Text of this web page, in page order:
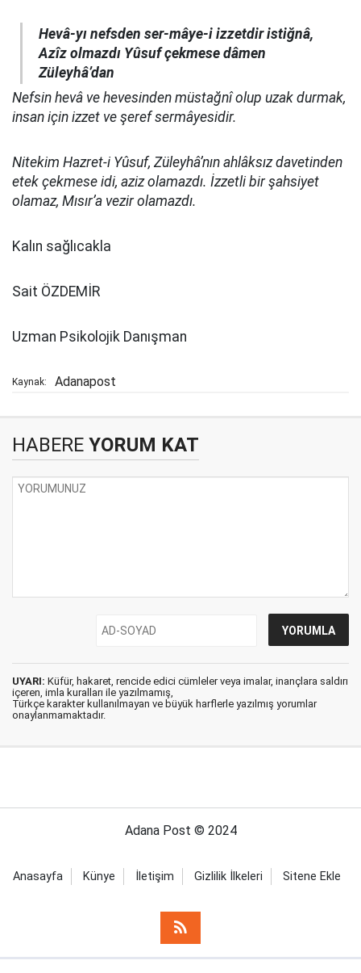
Hevâ-yı nefsden ser-mâye-i izzetdir istiğnâ,
Azîz olmazdı Yûsuf çekmese dâmen
Züleyhâ’dan
Nefsin hevâ ve hevesinden müstağnî olup uzak durmak,
insan için izzet ve şeref sermâyesidir.
Nitekim Hazret-i Yûsuf, Züleyhâ’nın ahlâksız davetinden
etek çekmese idi, aziz olamazdı. İzzetli bir şahsiyet
olamaz, Mısır’a vezir olamazdı.
Kalın sağlıcakla
Sait ÖZDEMİR
Uzman Psikolojik Danışman
Kaynak: Adanapost
HABERE YORUM KAT
UYARI: Küfür, hakaret, rencide edici cümleler veya imalar, inançlara saldırı
içeren, imla kuralları ile yazılmamış,
Türkçe karakter kullanılmayan ve büyük harflerle yazılmış yorumlar
onaylanmamaktadır.
Adana Post © 2024
Anasayfa Künye İletişim Gizlilik İlkeleri Sitene Ekle